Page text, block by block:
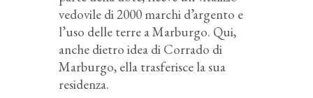
vedovile di 2000 marchi d’argento e
l’uso delle terre a Marburgo. Qui,
anche dietro idea di Corrado di
Marburgo, ella trasferisce la sua
residenza.